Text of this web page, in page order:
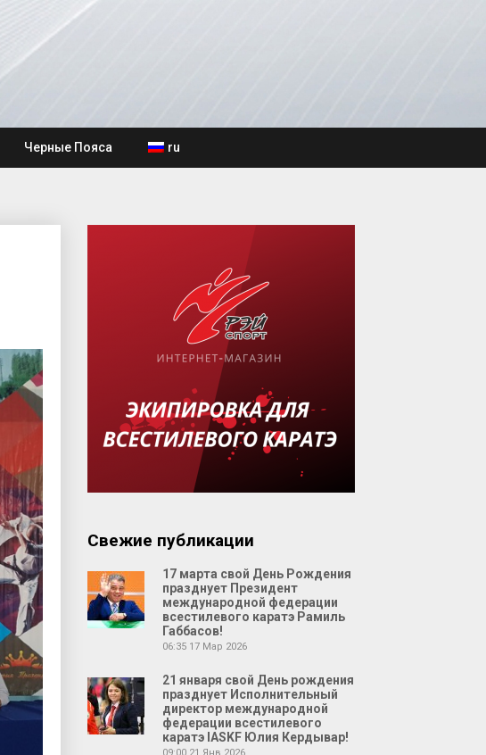
Черные Пояса ru
Свежие публикации
17 марта свой День Рождения
празднует Президент
международной федерации
всестилевого каратэ Рамиль
Габбасов!
06:35 17 Мар 2026
21 января свой День рождения
празднует Исполнительный
директор международной
федерации всестилевого
каратэ IASKF Юлия Кердывар!